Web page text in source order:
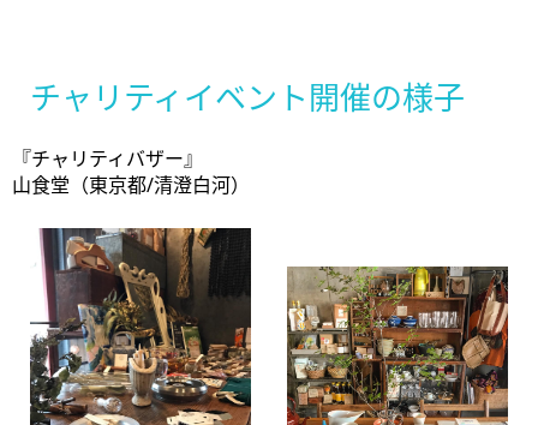
チャリティイベント開催の様子
『チャリティバザー』
山食堂（東京都/清澄白河）